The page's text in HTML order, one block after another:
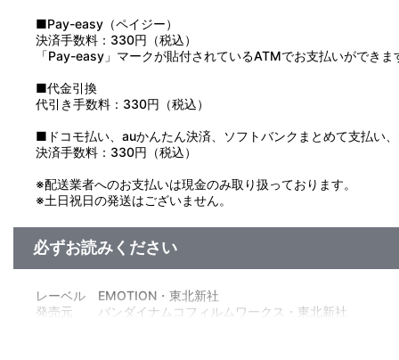
■Pay-easy（ペイジー）
決済手数料：330円（税込）
「Pay-easy」マークが貼付されているATMでお支払いができま
■代金引換
代引き手数料：330円（税込）
■ドコモ払い、auかんたん決済、ソフトバンクまとめて支払い
決済手数料：330円（税込）
※配送業者へのお支払いは現金のみ取り扱っております。
※土日祝日の発送はございません。
必ずお読みください
レーベル EMOTION・東北新社
発売元 バンダイナムコフィルムワークス・東北新社